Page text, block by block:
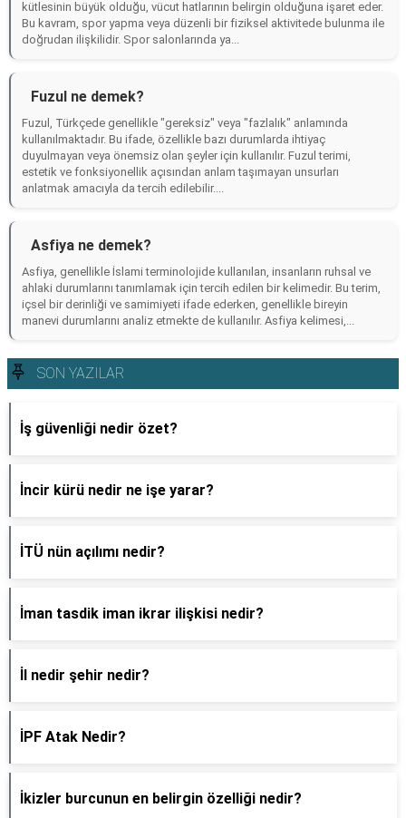
kütlesinin büyük olduğu, vücut hatlarının belirgin olduğuna işaret eder.
Bu kavram, spor yapma veya düzenli bir fiziksel aktivitede bulunma ile
doğrudan ilişkilidir. Spor salonlarında ya...
Fuzul ne demek?
Fuzul, Türkçede genellikle "gereksiz" veya "fazlalık" anlamında
kullanılmaktadır. Bu ifade, özellikle bazı durumlarda ihtiyaç
duyulmayan veya önemsiz olan şeyler için kullanılır. Fuzul terimi,
estetik ve fonksiyonellik açısından anlam taşımayan unsurları
anlatmak amacıyla da tercih edilebilir....
Asfiya ne demek?
Asfiya, genellikle İslami terminolojide kullanılan, insanların ruhsal ve
ahlaki durumlarını tanımlamak için tercih edilen bir kelimedir. Bu terim,
içsel bir derinliği ve samimiyeti ifade ederken, genellikle bireyin
manevi durumlarını analiz etmekte de kullanılır. Asfiya kelimesi,...
SON YAZILAR
İş güvenliği nedir özet?
İncir kürü nedir ne işe yarar?
İTÜ nün açılımı nedir?
İman tasdik iman ikrar ilişkisi nedir?
İl nedir şehir nedir?
İPF Atak Nedir?
İkizler burcunun en belirgin özelliği nedir?